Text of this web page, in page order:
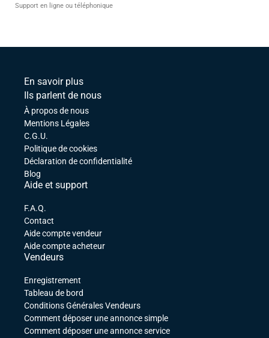
Support en ligne ou téléphonique
En savoir plus
Ils parlent de nous
À propos de nous
Mentions Légales
C.G.U.
Politique de cookies
Déclaration de confidentialité
Blog
Aide et support
F.A.Q.
Contact
Aide compte vendeur
Aide compte acheteur
Vendeurs
Enregistrement
Tableau de bord
Conditions Générales Vendeurs
Comment déposer une annonce simple
Comment déposer une annonce service